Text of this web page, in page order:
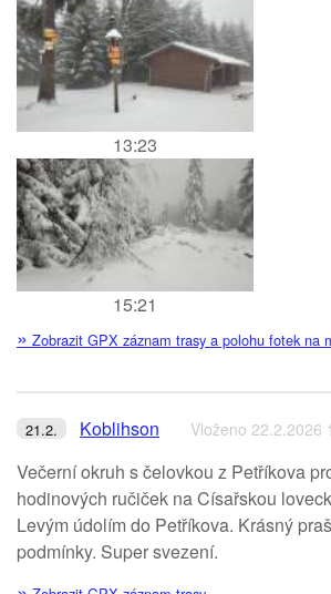
13:23
15:21
» Zobrazit GPX záznam trasy a polohu fotek na
21.2. Koblihson Vloženo 22.2.2026
Večerní okruh s čelovkou z Petříkova
hodinových ručiček na Císařskou
Levým údolím do Petříkova. Krásný
podmínky. Super svezení.